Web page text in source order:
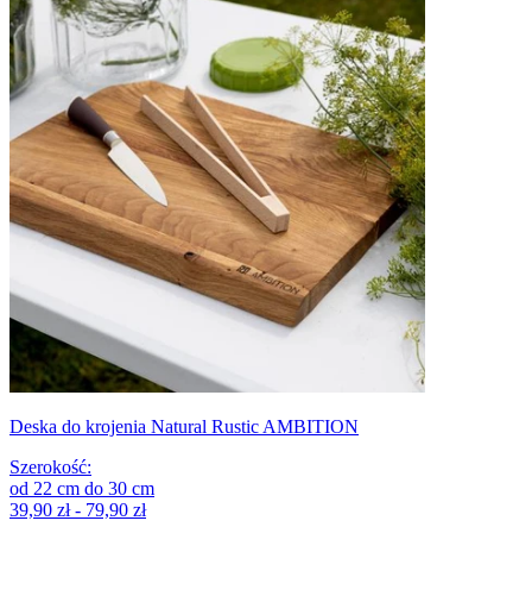
Deska do krojenia Natural Rustic AMBITION
Szerokość:
od 22 cm do 30 cm
39,90 zł - 79,90 zł